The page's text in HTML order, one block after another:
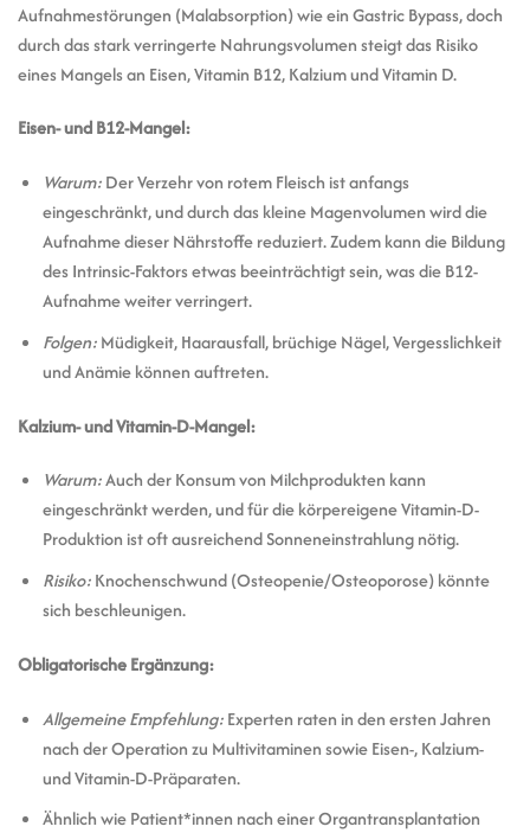
Aufnahmestörungen (Malabsorption) wie ein Gastric Bypass, doch
durch das stark verringerte Nahrungsvolumen steigt das Risiko
eines Mangels an Eisen, Vitamin B12, Kalzium und Vitamin D.
Eisen- und B12-Mangel:
Warum:Der Verzehr von rotem Fleisch ist anfangs
eingeschränkt, und durch das kleine Magenvolumen wird die
Aufnahme dieser Nährstoffe reduziert. Zudem kann die Bildung
des Intrinsic-Faktors etwas beeinträchtigt sein, was die B12-
Aufnahme weiter verringert.
Folgen:Müdigkeit, Haarausfall, brüchige Nägel, Vergesslichkeit
und Anämie können auftreten.
Kalzium- und Vitamin-D-Mangel:
Warum:Auch der Konsum von Milchprodukten kann
eingeschränkt werden, und für die körpereigene Vitamin-D-
Produktion ist oft ausreichend Sonneneinstrahlung nötig.
Risiko:Knochenschwund (Osteopenie/Osteoporose) könnte
sich beschleunigen.
Obligatorische Ergänzung:
Allgemeine Empfehlung:Experten raten in den ersten Jahren
nach der Operation zu Multivitaminen sowie Eisen-, Kalzium-
und Vitamin-D-Präparaten.
Ähnlich wie Patient*innen nach einer Organtransplantation